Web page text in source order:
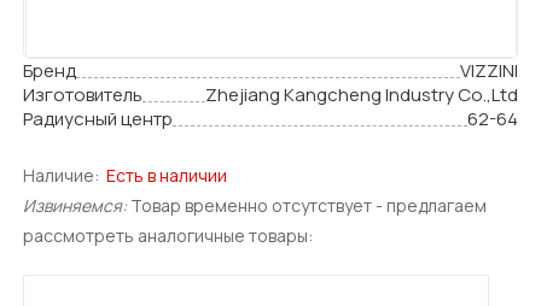
Бренд
VIZZINI
Изготовитель
Zhejiang Kangcheng Industry Co.,Ltd
Радиусный центр
62-64
Наличие: Есть в наличии
Извиняемся: Товар временно отсутствует - предлагаем
рассмотреть аналогичные товары: